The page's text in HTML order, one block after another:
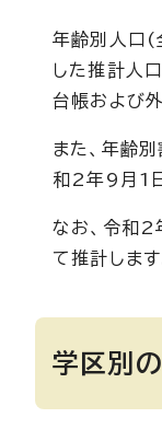
年齢別人口(
した推計人
台帳および
また、年齢
和2年9月1
なお、令和2
て推計します
学区別